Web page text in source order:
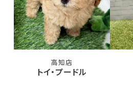
高知店
トイ・プードル